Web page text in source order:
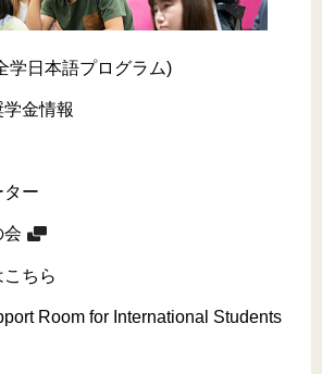
学日本語プログラム)
金情報
ー
ちら
Room for International Students